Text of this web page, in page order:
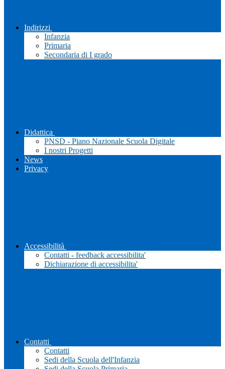
Indirizzi
Infanzia
Primaria
Secondaria di I grado
Didattica
PNSD - Piano Nazionale Scuola Digitale
I nostri Progetti
News
Privacy
Accessibilità
Contatti - feedback accessibilita'
Dichiarazione di accessibilita'
Contatti
Contatti
Sedi della Scuola dell'Infanzia